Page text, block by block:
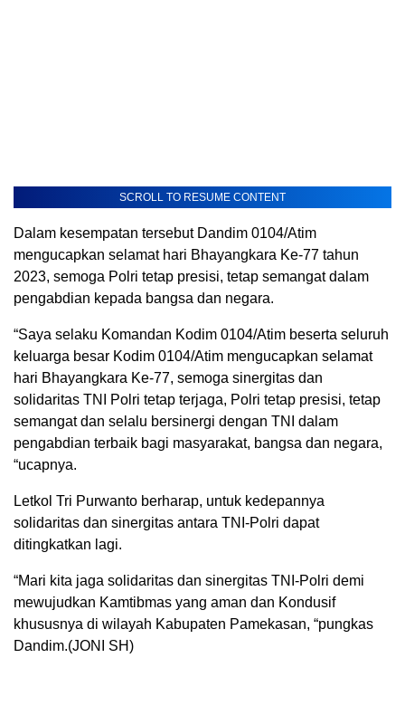
SCROLL TO RESUME CONTENT
Dalam kesempatan tersebut Dandim 0104/Atim
mengucapkan selamat hari Bhayangkara Ke-77 tahun
2023, semoga Polri tetap presisi, tetap semangat dalam
pengabdian kepada bangsa dan negara.
“Saya selaku Komandan Kodim 0104/Atim beserta seluruh
keluarga besar Kodim 0104/Atim mengucapkan selamat
hari Bhayangkara Ke-77, semoga sinergitas dan
solidaritas TNI Polri tetap terjaga, Polri tetap presisi, tetap
semangat dan selalu bersinergi dengan TNI dalam
pengabdian terbaik bagi masyarakat, bangsa dan negara,
“ucapnya.
Letkol Tri Purwanto berharap, untuk kedepannya
solidaritas dan sinergitas antara TNI-Polri dapat
ditingkatkan lagi.
“Mari kita jaga solidaritas dan sinergitas TNI-Polri demi
mewujudkan Kamtibmas yang aman dan Kondusif
khususnya di wilayah Kabupaten Pamekasan, “pungkas
Dandim.(JONI SH)